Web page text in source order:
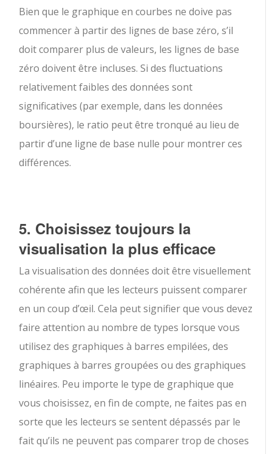
Bien que le graphique en courbes ne doive pas
commencer à partir des lignes de base zéro, s’il
doit comparer plus de valeurs, les lignes de base
zéro doivent être incluses. Si des fluctuations
relativement faibles des données sont
significatives (par exemple, dans les données
boursières), le ratio peut être tronqué au lieu de
partir d’une ligne de base nulle pour montrer ces
différences.
5. Choisissez toujours la
visualisation la plus efficace
La visualisation des données doit être visuellement
cohérente afin que les lecteurs puissent comparer
en un coup d’œil. Cela peut signifier que vous devez
faire attention au nombre de types lorsque vous
utilisez des graphiques à barres empilées, des
graphiques à barres groupées ou des graphiques
linéaires. Peu importe le type de graphique que
vous choisissez, en fin de compte, ne faites pas en
sorte que les lecteurs se sentent dépassés par le
fait qu’ils ne peuvent pas comparer trop de choses